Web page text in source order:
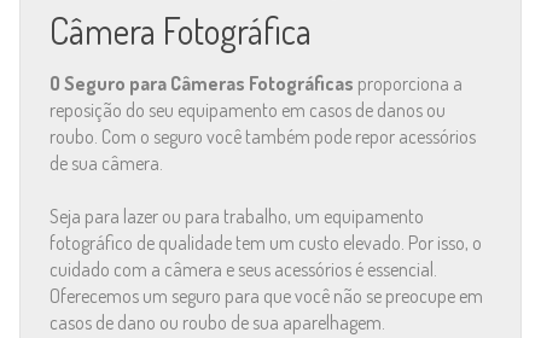
Câmera Fotográfica
O Seguro para Câmeras Fotográficas proporciona a
reposição do seu equipamento em casos de danos ou
roubo. Com o seguro você também pode repor acessórios
de sua câmera.
Seja para lazer ou para trabalho, um equipamento
fotográfico de qualidade tem um custo elevado. Por isso, o
cuidado com a câmera e seus acessórios é essencial.
Oferecemos um seguro para que você não se preocupe em
casos de dano ou roubo de sua aparelhagem.